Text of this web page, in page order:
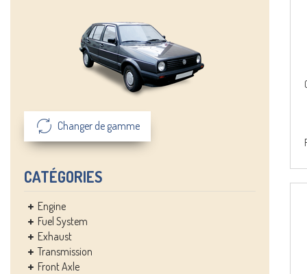
Changer de gamme
CATÉGORIES
Engine
Fuel System
Exhaust
Transmission
Front Axle